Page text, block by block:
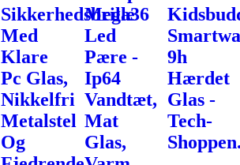
Sikkerhedsbrille
Med
Klare
Pc Glas,
Nikkelfri
Metalstel
Og
Mega36
Led
Pære -
Ip64
Vandtæt,
Mat
Glas,
9h
Hærdet
Glas -
Tech-